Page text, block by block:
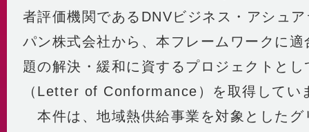
者評価機関であるDNVビジネス・アシュ
パン株式会社から、本フレームワークに
題の解決・緩和に資するプロジェクトとし
（Letter of Conformance）を取得して
本件は、地域熱供給事業を対象としたグ